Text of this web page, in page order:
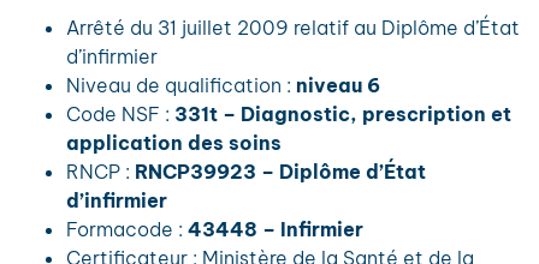
Arrêté du 31 juillet 2009 relatif au Diplôme d’État
d’infirmier
Niveau de qualification : niveau 6
Code NSF : 331t – Diagnostic, prescription et
application des soins
RNCP : RNCP39923 – Diplôme d’État
d’infirmier
Formacode : 43448 – Infirmier
Certificateur : Ministère de la Santé et de la